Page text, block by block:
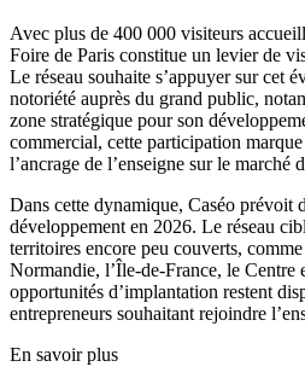
Avec plus de 400 000 visiteurs
Foire de Paris constitue un levier de
Le réseau souhaite s’appuyer sur cet
notoriété auprès du grand public,
zone stratégique pour son
commercial, cette participation
l’ancrage de l’enseigne sur le marché
Dans cette dynamique, Caséo prévoit
développement en 2026. Le réseau
territoires encore peu couverts,
Normandie, l’Île-de-France, le Centre
opportunités d’implantation restent
entrepreneurs souhaitant rejoindre
En savoir plus